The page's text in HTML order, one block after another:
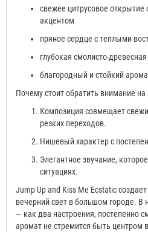
свежее цитрусовое
акцентом
пряное сердце с теплыми
глубокая смолисто-древесная
благородный и стойкий
Почему стоит обратить внимание на
Композиция совмещает
резких переходов.
Нишевый характер с
Элегантное звучание,
ситуациях.
Jump Up and Kiss Me Ecstatic
вечерний свет в большом городе. В
— как два настроения, постепенно
аромат не стремится быть центром